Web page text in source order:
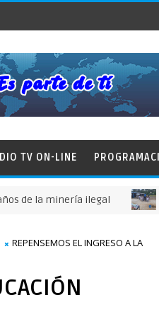
TV ON-LINE
minería ilegal
REPENSEMOS EL INGRESO A LA